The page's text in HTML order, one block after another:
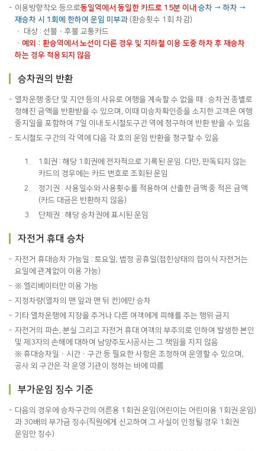
이용방향착오 등으로동일역에서 동일한 카드로 15분 이내 승차 → 하차 →
재승차 시 1회에 한하여 운임 미부과 (환승횟수 1회 차감)
ㆍ 대상 : 선불ㆍ후불 교통카드
ㆍ 예외 : 환승역에서 노선이 다른 경우 및 지하철 이용 도중 하차 후 재승차
하는 경우 적용되지 않음
승차권의 반환
열차운행 중단 및 지연 등의 사유로 여행을 계속할 수 없을 때 : 승차권 종별로
정해진 금액을 반환받을 수 있으며, 이때 미승차확인증을 소지한 고객은 여행
중지일을 포함하여 7일 이내 도시철도구간 역에 청구하여 반환 받을 수 있음
도시철도 구간의 각 역에 다음 각 호의 운임 반환을 청구할 수 있음
1회권 : 해당 1회권에 전자적으로 기록된 운임. 다만, 판독되지 않는
카드의 경우에는 카드 번호로 조회된 운임
정기권 : 사용일수와 사용횟수를 적용하여 산출한 금액 중 적은 금액
(카드 대금은 반환하지 않음)
단체권 : 해당 승차권에 표시된 운임
자전거 휴대 승차
자전거 휴대승차 가능일 : 토요일, 법정 공휴일(접힌상태의 접이식 자전거는
요일에 관계없이 이용 가능)
※ 엘리베이터만 이용 가능
지정차량(열차의 맨 앞과 맨 뒤 칸)에만 승차
기타 열차운행에 지장을 주거나 다른 여객에게 피해를 주는 행위 금지
자전거의 파손, 분실 그리고 자전거 휴대 여객의 부주의로 인하여 발생한 본인
및 제3자의 손해에 대하여 남양주도시공사는 그 책임을 지지 않음
※ 휴대승차일ㆍ시간ㆍ구간 등 필요한 사항은 조정하여 운영할 수 있으며,
공사 외 구간은 각 운영 기관이 정하는 바에 따름
부가운임 징수 기준
다음의 경우에 승차구간의 어른용 1회권 운임(어린이는 어린이용 1회권 운임)
과 30배의 부가금 징수(직원에게 신고하여 그 사실이 인정될 경우 1회권
운임만 징수)